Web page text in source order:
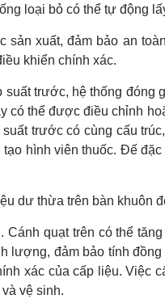
loại bỏ có thể tự động
sản xuất, đảm bảo an
khiển chính xác.
trước, hệ thống đóng
có thể được điều chỉnh
trước có cùng cấu
hình viên thuốc. Đế
dư thừa trên bàn khuôn
Cánh quạt trên có thể
lượng, đảm bảo tính
xác của cấp liệu. Việc
vệ sinh.